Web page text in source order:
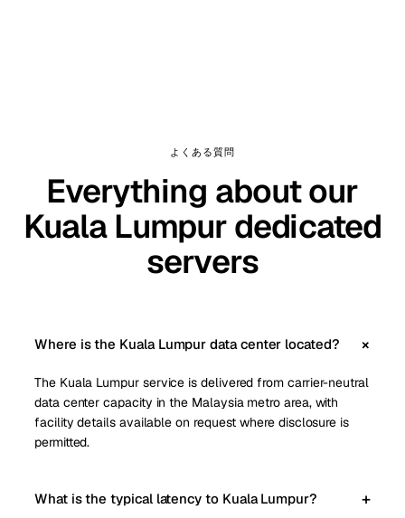
よくある質問
Everything about our
Kuala Lumpur dedicated
servers
Where is the Kuala Lumpur data center located?
The Kuala Lumpur service is delivered from carrier-neutral
data center capacity in the Malaysia metro area, with
facility details available on request where disclosure is
permitted.
What is the typical latency to Kuala Lumpur?